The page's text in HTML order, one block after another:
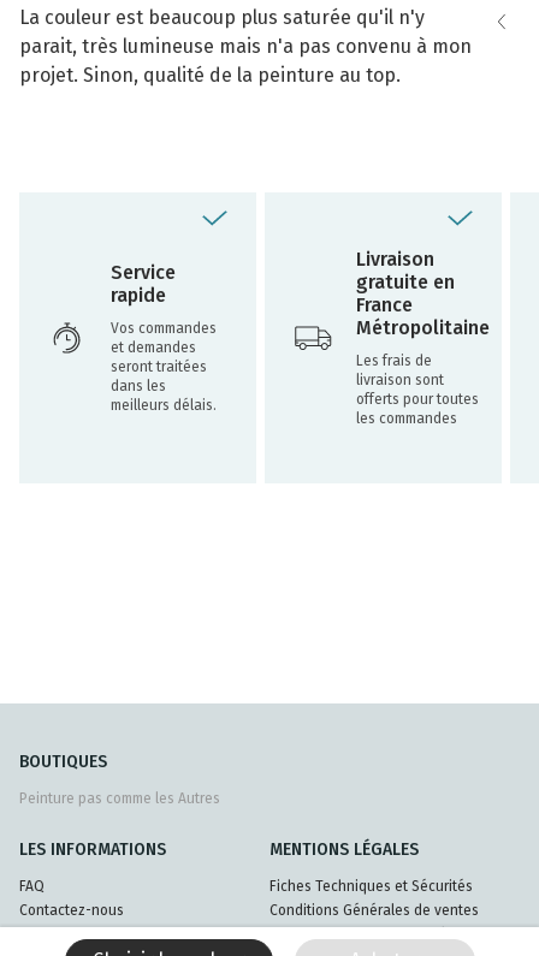
La couleur est beaucoup plus saturée qu'il n'y
parait, très lumineuse mais n'a pas convenu à mon
projet. Sinon, qualité de la peinture au top.
La
Service
rapide
Vos commandes
et demandes
seront traitées
dans les
meilleurs délais.
Livraison
gratuite en
France
Métropolitaine
Les frais de
livraison sont
offerts pour toutes
les commandes
BOUTIQUES
Peinture pas comme les Autres
LES INFORMATIONS
FAQ
Contactez-nous
MENTIONS LÉGALES
Fiches Techniques et Sécurités
Conditions Générales de ventes